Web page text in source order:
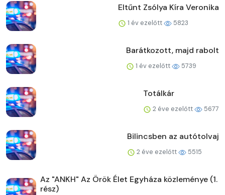
Eltűnt Zsólya Kíra Veronika
1 év ezelőtt 5823
Barátkozott, majd rabolt
1 év ezelőtt 5739
Totálkár
2 éve ezelőtt 5677
Bilincsben az autótolvaj
2 éve ezelőtt 5515
Az "ANKH" Az Örök Élet Egyháza közleménye (1.
rész)